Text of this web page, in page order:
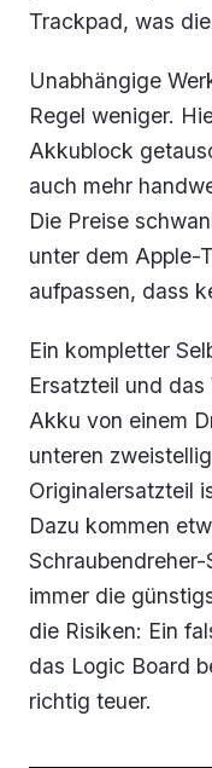
Trackpad, was
Unabhängige
Regel weniger.
Akkublock
auch mehr
Die Preise
unter dem Apple-
aufpassen, dass
Ein kompletter
Ersatzteil und
Akku von einem
unteren
Originalersatzteil
Dazu kommen
immer die
die Risiken: Ein
das Logic Board
richtig teuer.